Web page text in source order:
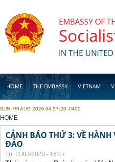
EMBASSY OF
IN THE UNITED
HOME THE EMBASSY VIETNAM
BUSINESS
SUN, 09 AUG 2026 04:57:28 -0400
YOU ARE HERE
HOME
CẢNH BÁO THỨ 3: VỀ
ĐẢO
Fri, 11/03/2023 - 16:07